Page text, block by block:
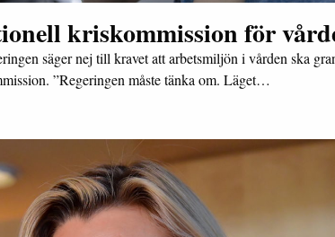
kriskommission för
säger nej till kravet att arbetsmiljön i vården ska
”Regeringen måste tänka om. Läget…